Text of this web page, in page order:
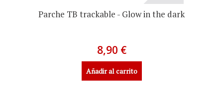
Parche TB trackable - Glow in the dark
8,90 €
Añadir al carrito